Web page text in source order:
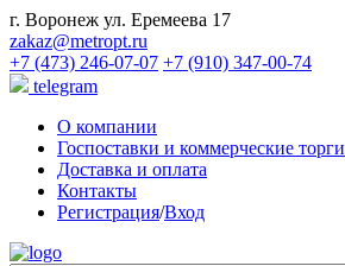
г. Воронеж ул. Еремеева 17
zakaz@metropt.ru
+7 (473) 246-07-07 +7 (910) 347-00-74
telegram
О компании
Госпоставки и коммерческие торги
Доставка и оплата
Контакты
Регистрация/Вход